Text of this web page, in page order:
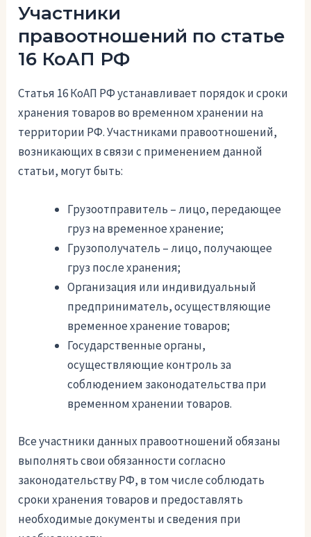
Участники
правоотношений по статье
16 КоАП РФ
Статья 16 КоАП РФ устанавливает порядок и сроки
хранения товаров во временном хранении на
территории РФ. Участниками правоотношений,
возникающих в связи с применением данной
статьи, могут быть:
Грузоотправитель – лицо, передающее
груз на временное хранение;
Грузополучатель – лицо, получающее
груз после хранения;
Организация или индивидуальный
предприниматель, осуществляющие
временное хранение товаров;
Государственные органы,
осуществляющие контроль за
соблюдением законодательства при
временном хранении товаров.
Все участники данных правоотношений обязаны
выполнять свои обязанности согласно
законодательству РФ, в том числе соблюдать
сроки хранения товаров и предоставлять
необходимые документы и сведения при